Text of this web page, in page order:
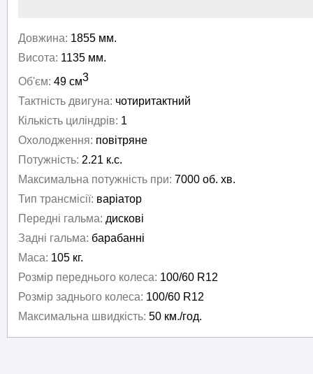
Довжина: 1855 мм.
Висота: 1135 мм.
Об'єм: 49 см3
Тактність двигуна: чотиритактний
Кількість циліндрів: 1
Охолодження: повітряне
Потужність: 2.21 к.с.
Максимальна потужність при: 7000 об. хв.
Тип трансмісії: варіатор
Передні гальма: дискові
Задні гальма: барабанні
Маса: 105 кг.
Розмір переднього колеса: 100/60 R12
Розмір заднього колеса: 100/60 R12
Максимальна швидкість: 50 км./год.